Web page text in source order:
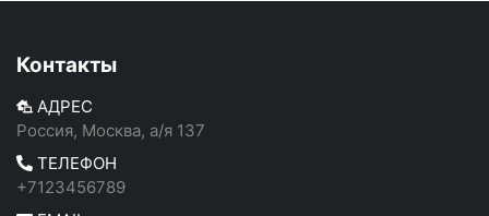
Контакты
АДРЕС
Россия, Москва, а/я 137
ТЕЛЕФОН
+7123456789